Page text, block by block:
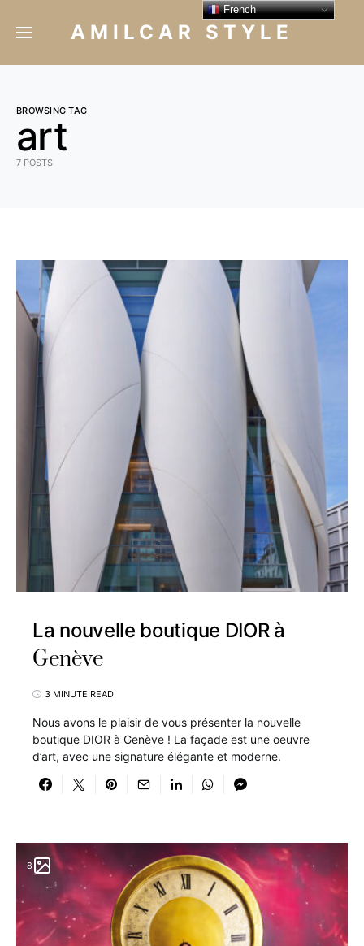
AMILCAR STYLE
BROWSING TAG
art
7 POSTS
La nouvelle boutique DIOR à
Genève
3 MINUTE READ
Nous avons le plaisir de vous présenter la nouvelle
boutique DIOR à Genève ! La façade est une oeuvre
d’art, avec une signature élégante et moderne.
8
French